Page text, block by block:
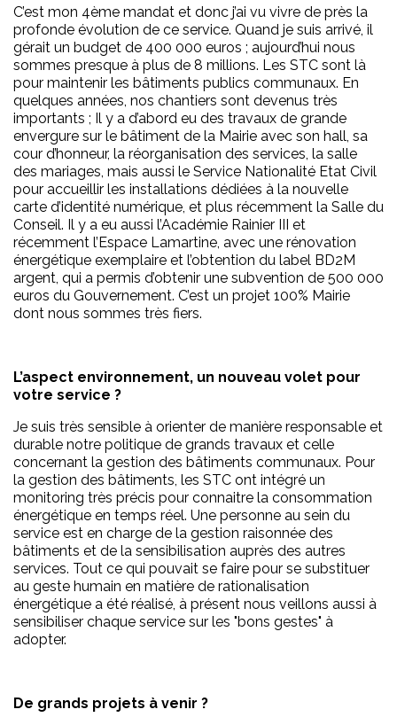
C’est mon 4ème mandat et donc j’ai vu vivre de près la
profonde évolution de ce service. Quand je suis arrivé, il
gérait un budget de 400 000 euros ; aujourd’hui nous
sommes presque à plus de 8 millions. Les STC sont là
pour maintenir les bâtiments publics communaux. En
quelques années, nos chantiers sont devenus très
importants ; Il y a d’abord eu des travaux de grande
envergure sur le bâtiment de la Mairie avec son hall, sa
cour d’honneur, la réorganisation des services, la salle
des mariages, mais aussi le Service Nationalité Etat Civil
pour accueillir les installations dédiées à la nouvelle
carte d’identité numérique, et plus récemment la Salle du
Conseil. Il y a eu aussi l’Académie Rainier III et
récemment l’Espace Lamartine, avec une rénovation
énergétique exemplaire et l’obtention du label BD2M
argent, qui a permis d’obtenir une subvention de 500 000
euros du Gouvernement. C’est un projet 100% Mairie
dont nous sommes très fiers.
L’aspect environnement, un nouveau volet pour
votre service ?
Je suis très sensible à orienter de manière responsable et
durable notre politique de grands travaux et celle
concernant la gestion des bâtiments communaux. Pour
la gestion des bâtiments, les STC ont intégré un
monitoring très précis pour connaitre la consommation
énergétique en temps réel. Une personne au sein du
service est en charge de la gestion raisonnée des
bâtiments et de la sensibilisation auprès des autres
services. Tout ce qui pouvait se faire pour se substituer
au geste humain en matière de rationalisation
énergétique a été réalisé, à présent nous veillons aussi à
sensibiliser chaque service sur les "bons gestes" à
adopter.
De grands projets à venir ?